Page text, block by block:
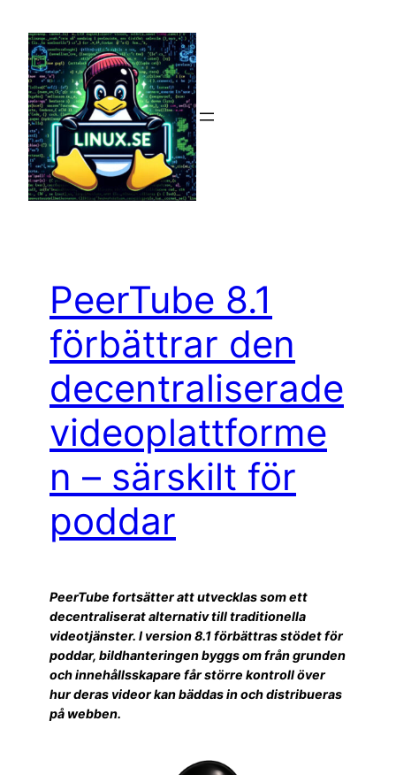
innehåll
PeerTube 8.1
förbättrar den
decentraliserade
videoplattforme
n – särskilt för
poddar
PeerTube fortsätter att utvecklas som ett
decentraliserat alternativ till traditionella
videotjänster. I version 8.1 förbättras stödet för
poddar, bildhanteringen byggs om från grunden
och innehållsskapare får större kontroll över
hur deras videor kan bäddas in och distribueras
på webben.